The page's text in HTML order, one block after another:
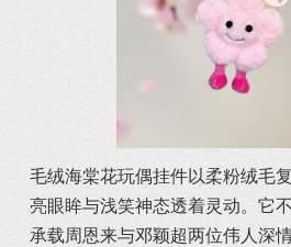
毛绒海棠花玩偶挂件以柔粉绒毛
亮眼眸与浅笑神态透着灵动。它
承载周恩来与邓颖超两位伟人深